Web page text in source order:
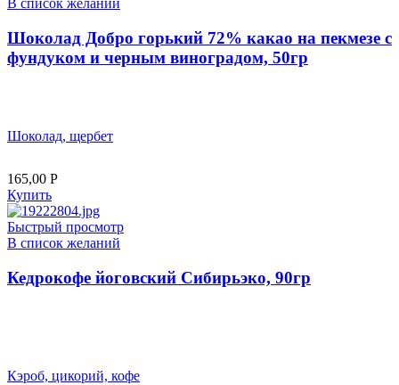
В список желаний
Шоколад Добро горький 72% какао на пекмезе с
фундуком и черным виноградом, 50гр
Шоколад, щербет
165,00 Р
Купить
Быстрый просмотр
В список желаний
Кедрокофе йоговский Сибирьэко, 90гр
Кэроб, цикорий, кофе